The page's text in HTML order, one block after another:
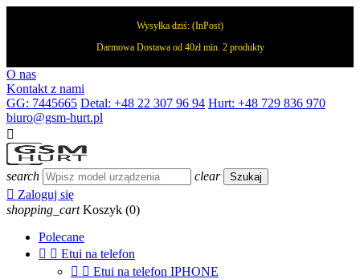
Wysyłka dziś: (InPost)
Darmowa Dostawa od 40zł min. 2 produkty
O nas
Kontakt z nami
GG: 7445665 Detal: +48 22 307 96 94 Hurt: +48 729 836 970
biuro@gsm-hurt.pl

search clear Szukaj
 Zaloguj się
shopping_cart Koszyk (0)
Polecane
  Etui na telefon
  Etui na telefon IPHONE